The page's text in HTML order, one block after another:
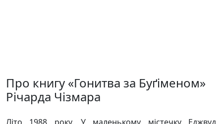
Про книгу «Гонитва за Буґіменом»
Річарда Чізмара